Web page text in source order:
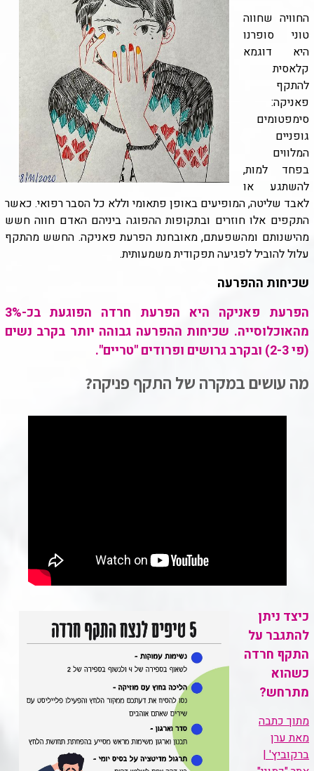
כיצד ניתן
להתגבר על
התקף חרדה
כשהוא
מתרחש?
מתוך כתבה
מאת ערן
ברקוביץ' |
החוויה שחווה
טוני סופרנו
היא דוגמא
קלאסית
להתקף
פאניקה:
סימפטומים
גופניים
המלווים
בפחד למות,
להשתגע או
לאבד שליטה, המופיעים באופן פתאומי וללא כל הסבר רפואי. כאשר
התקפים אלו חוזרים ובתקופות ההפוגה ביניהם האדם חווה חשש
מהישנותם ומהשפעתם, מאובחנת הפרעת פאניקה. החשש מהתקף
עלול להוביל לפגיעה תפקודית משמעותית.
שכיחות ההפרעה
הפרעת פאניקה היא הפרעת חרדה הפוגעת בכ-3%
מהאוכלוסייה. שכיחות ההפרעה גבוהה יותר בקרב נשים
(פי 2-3) ובקרב גרושים ופרודים "טריים".
מה עושים במקרה של התקף פניקה?